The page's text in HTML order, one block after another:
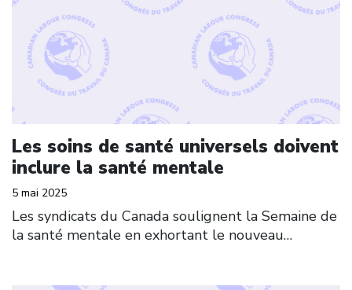
Les soins de santé universels doivent
inclure la santé mentale
5 mai 2025
Les syndicats du Canada soulignent la Semaine de
la santé mentale en exhortant le nouveau…
Click to open the link